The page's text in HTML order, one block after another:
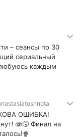
– сеансы по 30
сериальный
любуюсь каждым
ОШИБКА!
🫨🤧 Финал на